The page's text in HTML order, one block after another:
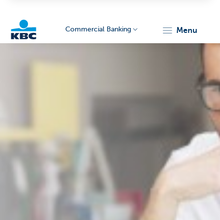
Corporate
Commercial Banking menu